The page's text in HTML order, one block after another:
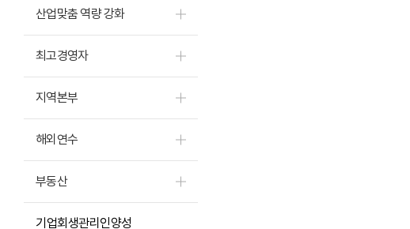
산업맞춤 역량 강화
최고경영자
지역본부
해외연수
부동산
기업회생관리인양성